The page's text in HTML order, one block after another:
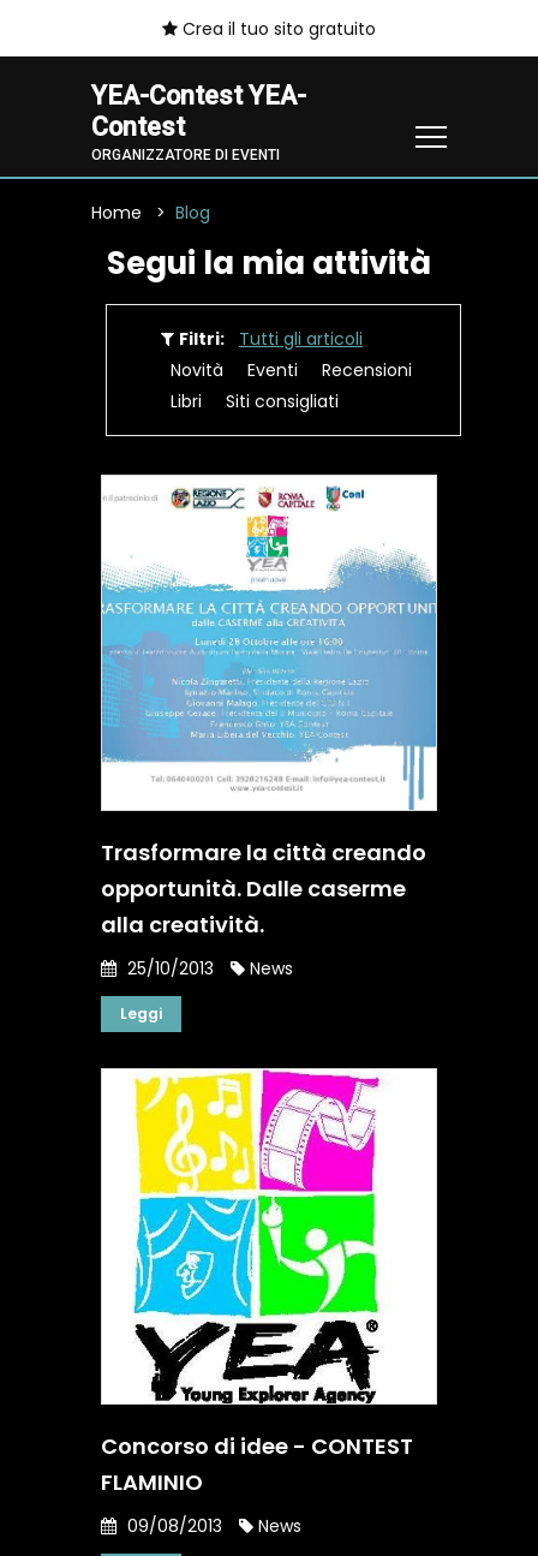
Crea il tuo sito gratuito
YEA-Contest YEA-
Contest
ORGANIZZATORE DI EVENTI
Home Blog
Segui la mia attività
Filtri:
Tutti gli articoli
Novità
Eventi
Recensioni
Libri
Siti consigliati
Trasformare la città creando
opportunità. Dalle caserme
alla creatività.
25/10/2013 News
Leggi
Concorso di idee - CONTEST
FLAMINIO
09/08/2013 News